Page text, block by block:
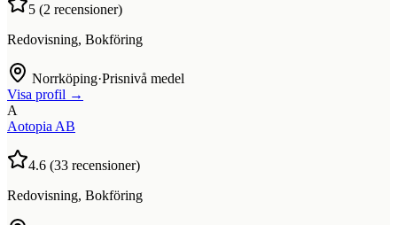
5 (2 recensioner)
Redovisning, Bokföring
Norrköping·Prisnivå medel
Visa profil →
A
Aotopia AB
4.6 (33 recensioner)
Redovisning, Bokföring